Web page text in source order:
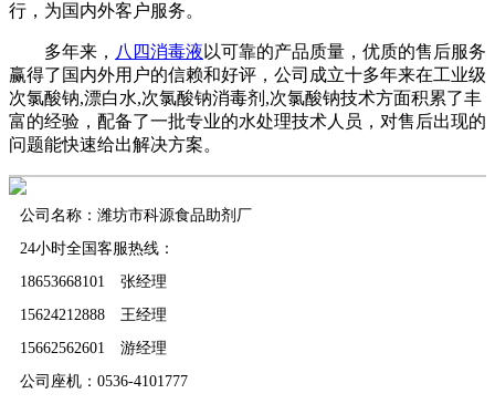
行，为国内外客户服务。
多年来， 八四消毒液 以可靠的产品质量，优质的售后服务
赢得了国内外用户的信赖和好评，公司成立十多年来在工业级
次氯酸钠,漂白水,次氯酸钠消毒剂,次氯酸钠技术方面积累了丰
富的经验，配备了一批专业的水处理技术人员，对售后出现的
问题能快速给出解决方案。
公司名称：潍坊市科源食品助剂厂
24小时全国客服热线：
18653668101 张经理
15624212888 王经理
15662562601 游经理
公司座机：0536-4101777